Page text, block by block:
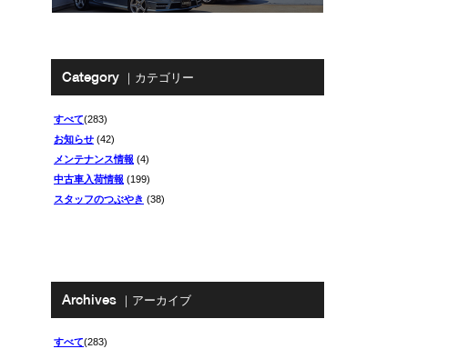
Category ｜カテゴリー
すべて(283)
お知らせ (42)
メンテナンス情報 (4)
中古車入荷情報 (199)
スタッフのつぶやき (38)
Archives ｜アーカイブ
すべて(283)